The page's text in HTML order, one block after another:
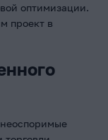
оптимизации.
проект в